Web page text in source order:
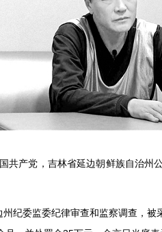
共产党，吉林省延边朝鲜族自治州
纪委监委纪律审查和监察调查，被